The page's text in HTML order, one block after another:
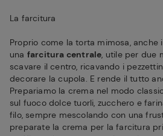
La farcitura
Proprio come la torta mimosa, anche
una farcitura centrale, utile per due
scavare il centro, ricavando i
decorare la cupola. E rende il tutto
Prepariamo la crema nel modo
sul fuoco dolce tuorli, zucchero e
filo, sempre mescolando con una
preparate la crema per la farcitura